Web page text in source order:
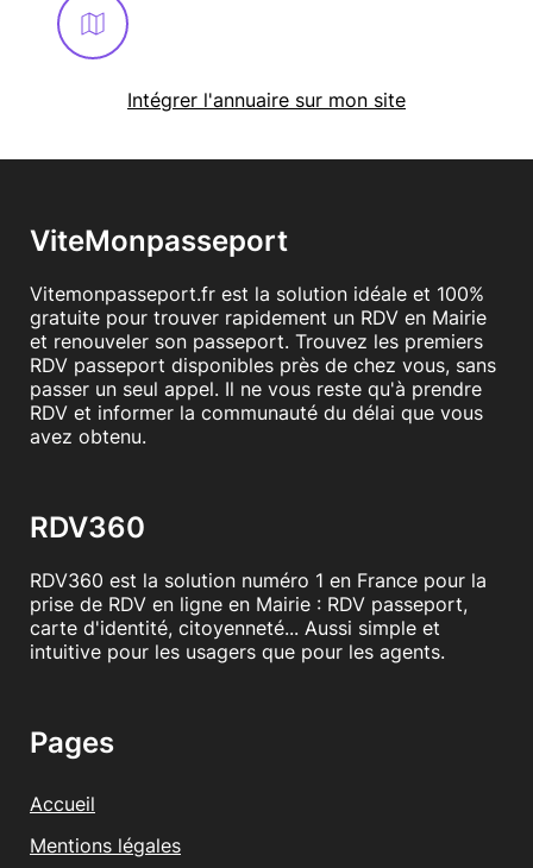
Intégrer l'annuaire sur mon site
ViteMonpasseport
Vitemonpasseport.fr est la solution idéale et 100%
gratuite pour trouver rapidement un RDV en Mairie
et renouveler son passeport. Trouvez les premiers
RDV passeport disponibles près de chez vous, sans
passer un seul appel. Il ne vous reste qu'à prendre
RDV et informer la communauté du délai que vous
avez obtenu.
RDV360
RDV360 est la solution numéro 1 en France pour la
prise de RDV en ligne en Mairie : RDV passeport,
carte d'identité, citoyenneté... Aussi simple et
intuitive pour les usagers que pour les agents.
Pages
Accueil
Mentions légales